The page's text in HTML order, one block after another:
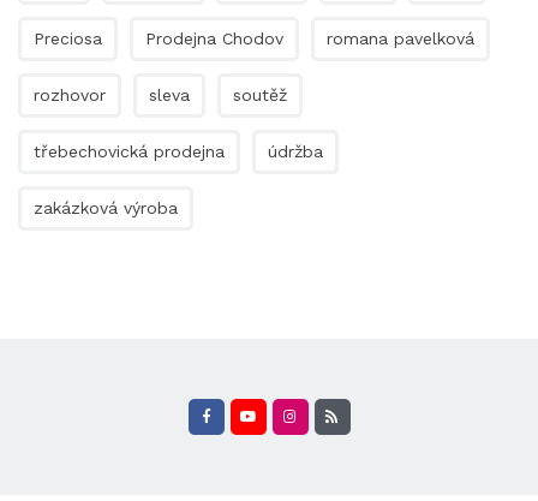
Preciosa Prodejna Chodov romana pavelková
rozhovor sleva soutěž
třebechovická prodejna údržba
zakázková výroba